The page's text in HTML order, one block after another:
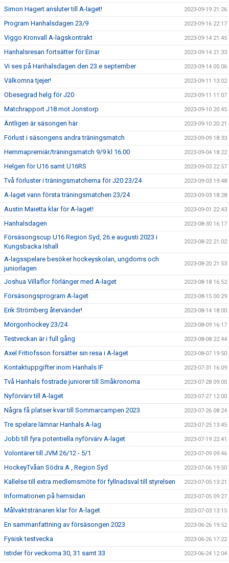
Simon Hagert ansluter till A-laget! 2023-09-19 21:26
Program Hanhalsdagen 23/9 2023-09-16 22:17
Viggo Kronvall A-lagskontrakt 2023-09-14 21:45
Hanhalsresan fortsätter för Einar 2023-09-14 21:33
Vi ses på Hanhalsdagen den 23.e september 2023-09-14 05:06
Välkomna tjejer! 2023-09-11 13:02
Obesegrad helg för J20 2023-09-11 11:07
Matchrapport J18 mot Jonstorp 2023-09-10 20:45
Äntligen är säsongen här 2023-09-10 20:21
Förlust i säsongens andra träningsmatch 2023-09-09 18:33
Hemmapremiär/träningsmatch 9/9 kl 16.00 2023-09-04 18:22
Helgen för U16 samt U16RS 2023-09-03 22:57
Två förluster i träningsmatcherna för J20 23/24 2023-09-03 19:48
A-laget vann första träningsmatchen 23/24 2023-09-03 18:28
Austin Maietta klar för A-laget! 2023-09-01 22:43
Hanhalsdagen 2023-08-30 16:17
Försäsongscup U16 Region Syd, 26.e augusti 2023 i
Kungsbacka Ishall
2023-08-22 21:02
A-lagsspelare besöker hockeyskolan, ungdoms och
juniorlagen
2023-08-20 21:53
Joshua Villaflor förlänger med A-laget 2023-08-18 16:52
Försäsongsprogram A-laget 2023-08-15 00:29
Erik Strömberg återvänder! 2023-08-14 18:00
Morgonhockey 23/24 2023-08-09 16:17
Testveckan är i full gång 2023-08-08 22:44
Axel Fritiofsson forsätter sin resa i A-laget 2023-08-07 19:50
Kontaktuppgifter inom Hanhals IF 2023-07-31 16:09
Två Hanhals fostrade juniorer till Småkronorna 2023-07-28 09:00
Nyförvärv till A-laget 2023-07-27 12:00
Några få platser kvar till Sommarcampen 2023 2023-07-26 08:24
Tre spelare lämnar Hanhals A-lag 2023-07-25 13:45
Jobb till fyra potentiella nyförvärv A-laget 2023-07-19 22:41
Volontärer till JVM 26/12 - 5/1 2023-07-09 09:46
HockeyTvåan Södra A , Region Syd 2023-07-06 19:50
Kallelse till extra medlemsmöte för fyllnadsval till styrelsen 2023-07-05 13:21
Informationen på hemsidan 2023-07-05 09:27
Målvaktstränaren klar för A-laget 2023-07-03 13:15
En sammanfattning av försäsongen 2023 2023-06-26 19:52
Fysisk testvecka 2023-06-26 17:22
Istider för veckorna 30, 31 samt 33 2023-06-24 12:04